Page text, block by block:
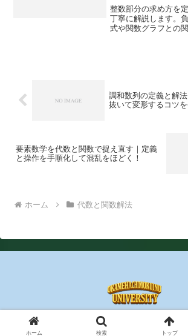
整数部分の求め方を
丁寧に解説します。
式や関数グラフとの
調和数列の定義と解
抜いて変形するコツ
要素数学を代数と関数で捉え直す｜定義
と操作を手順化して混乱をほどく！
ホーム 代数と関数解法
© 2025 おかめはちもくいぬの数
ホーム 検索 トップ